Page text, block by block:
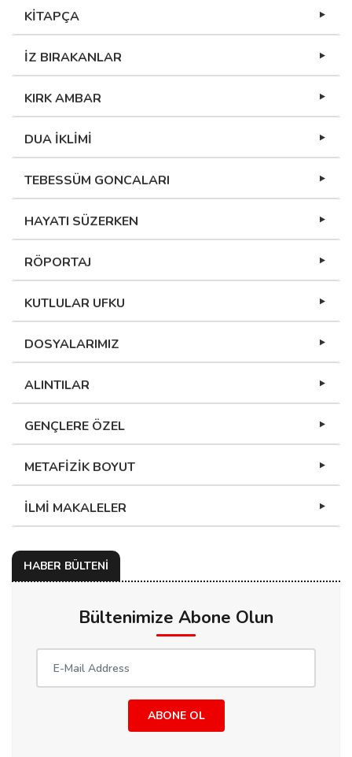
KİTAPÇA
İZ BIRAKANLAR
KIRK AMBAR
DUA İKLİMİ
TEBESSÜM GONCALARI
HAYATI SÜZERKEN
RÖPORTAJ
KUTLULAR UFKU
DOSYALARIMIZ
ALINTILAR
GENÇLERE ÖZEL
METAFİZİK BOYUT
İLMİ MAKALELER
HABER BÜLTENİ
Bültenimize Abone Olun
ABONE OL